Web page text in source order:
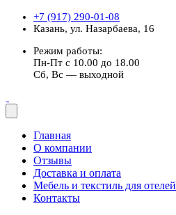
+7 (917) 290-01-08
Казань, ул. Назарбаева, 16
Режим работы:
Пн-Пт с 10.00 до 18.00
Сб, Вс — выходной
Главная
О компании
Отзывы
Доставка и оплата
Мебель и текстиль для отелей
Контакты